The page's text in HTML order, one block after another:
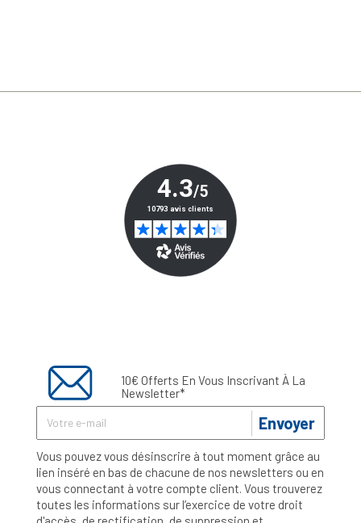
10€ Offerts En Vous Inscrivant À La
Newsletter*
Envoyer
Vous pouvez vous désinscrire à tout moment grâce au
lien inséré en bas de chacune de nos newsletters ou en
vous connectant à votre compte client. Vous trouverez
toutes les informations sur l’exercice de votre droit